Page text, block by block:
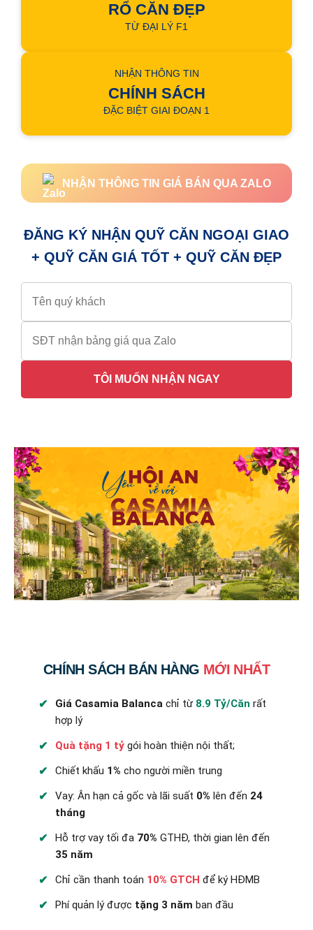
RỔ CĂN ĐẸP
TỪ ĐẠI LÝ F1
NHẬN THÔNG TIN
CHÍNH SÁCH
ĐẶC BIỆT GIAI ĐOẠN 1
NHẬN THÔNG TIN GIÁ BÁN QUA ZALO
ĐĂNG KÝ NHẬN QUỸ CĂN NGOẠI GIAO
+ QUỸ CĂN GIÁ TỐT + QUỸ CĂN ĐẸP
TÔI MUỐN NHẬN NGAY
CHÍNH SÁCH BÁN HÀNG MỚI NHẤT
Giá Casamia Balanca chỉ từ 8.9 Tỷ/Căn rất
hợp lý
Quà tặng 1 tỷ gói hoàn thiện nội thất;
Chiết khấu 1% cho người miền trung
Vay: Ân hạn cả gốc và lãi suất 0% lên đến 24
tháng
Hỗ trợ vay tối đa 70% GTHĐ, thời gian lên đến
35 năm
Chỉ cần thanh toán 10% GTCH để ký HĐMB
Phí quản lý được tặng 3 năm ban đầu